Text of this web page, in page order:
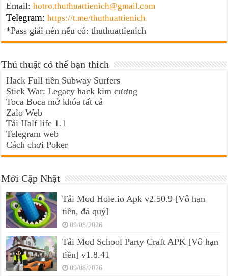
Email:hotro.thuthuattienich@gmail.com
Telegram: https://t.me/thuthuattienich
*Pass giải nén nếu có: thuthuattienich
Thủ thuật có thể bạn thích
Hack Full tiền Subway Surfers
Stick War: Legacy hack kim cương
Toca Boca mở khóa tất cả
Zalo Web
Tải Half life 1.1
Telegram web
Cách chơi Poker
Mới Cập Nhật
Tải Mod Hole.io Apk v2.50.9 [Vô hạn
tiền, đá quý]
09/08/2026
Tải Mod School Party Craft APK [Vô hạn
tiền] v1.8.41
09/08/2026